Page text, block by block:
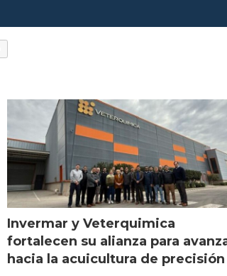
Invermar y Veterquimica
fortalecen su alianza para
hacia la acuicultura de precisión